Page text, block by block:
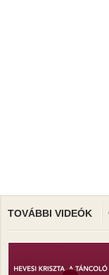
TOVÁBBI VIDEÓK